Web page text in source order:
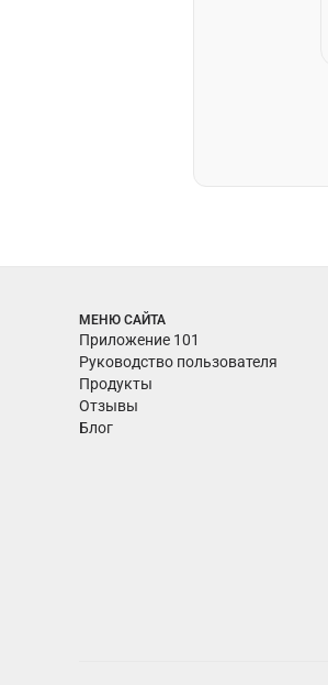
МЕНЮ САЙТА
Приложение 101
Руководство пользователя
Продукты
Отзывы
Блог